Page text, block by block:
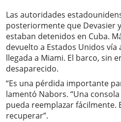
Las autoridades
posteriormente que Devasier
estaban detenidos en Cuba.
devuelto a Estados Unidos vía
llegada a Miami. El barco, sin
desaparecido.
“Es una pérdida importante
lamentó Nabors. “Una
pueda reemplazar fácilmente.
recuperar”.